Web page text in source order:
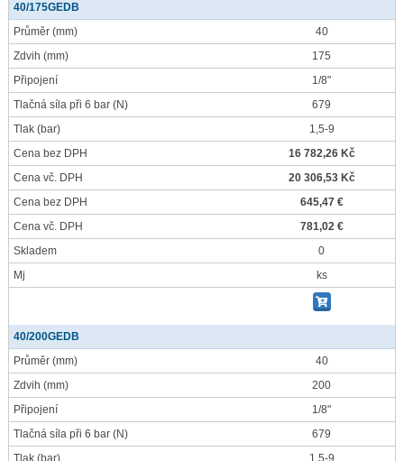
40/175GEDB
Průměr (mm)
40
Zdvih (mm)
175
Připojení
1/8"
Tlačná síla při 6 bar (N)
679
Tlak (bar)
1,5-9
Cena bez DPH
16 782,26 Kč
Cena vč. DPH
20 306,53 Kč
Cena bez DPH
645,47 €
Cena vč. DPH
781,02 €
Skladem
0
Mj
ks
40/200GEDB
Průměr (mm)
40
Zdvih (mm)
200
Připojení
1/8"
Tlačná síla při 6 bar (N)
679
Tlak (bar) 1,5-9